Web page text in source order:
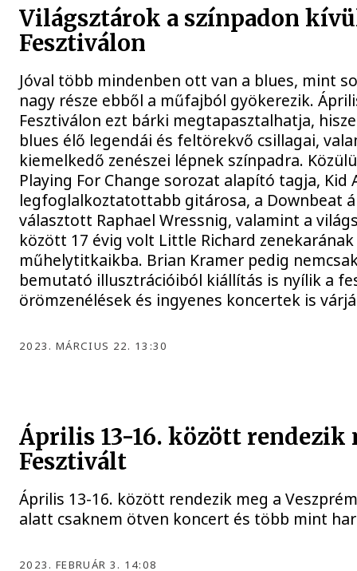
Világsztárok a színpadon
Fesztiválon
Jóval több mindenben ott van a blues, mint
nagy része ebből a műfajból gyökerezik.
Fesztiválon ezt bárki megtapasztalhatja,
blues élő legendái és feltörekvő csillagai,
kiemelkedő zenészei lépnek színpadra.
Playing For Change sorozat alapító tagja,
legfoglalkoztatottabb gitárosa, a Downbeat
választott Raphael Wressnig, valamint a
között 17 évig volt Little Richard
műhelytitkaikba. Brian Kramer pedig
bemutató illusztrációiból kiállítás is nyílik a
örömzenélések és ingyenes koncertek is
2023. MÁRCIUS 22. 13:30
Április 13-16. között rendezik
Fesztivált
Április 13-16. között rendezik meg a
alatt csaknem ötven koncert és több mint
2023. FEBRUÁR 3. 14:08